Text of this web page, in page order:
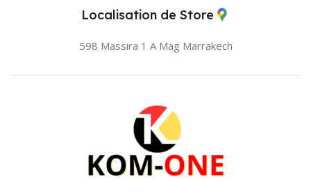
Localisation de Store
598 Massira 1 A Mag Marrakech